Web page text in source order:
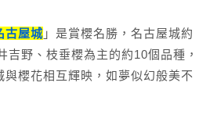
古屋城」是賞櫻名勝，名古屋城約
吉野、枝垂櫻為主的約10個品種，
櫻花相互輝映，如夢似幻般美不